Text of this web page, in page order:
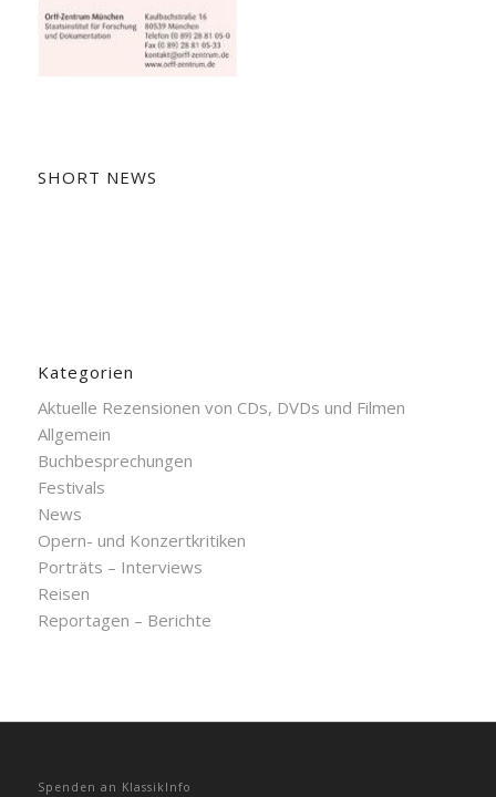
SHORT NEWS
Kategorien
Aktuelle Rezensionen von CDs, DVDs und Filmen
Allgemein
Buchbesprechungen
Festivals
News
Opern- und Konzertkritiken
Porträts – Interviews
Reisen
Reportagen – Berichte
Spenden an KlassikInfo